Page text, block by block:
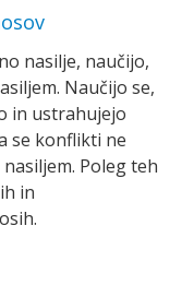
nasilje, naučijo,
Naučijo se,
in ustrahujejo
se konflikti ne
Poleg teh
in